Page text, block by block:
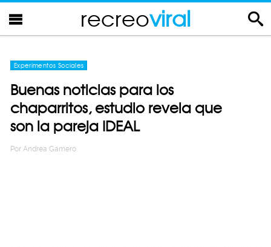
recreoviral
Experimentos Sociales
Buenas noticias para los
chaparritos, estudio revela que
son la pareja IDEAL
Por Andrea Gamero